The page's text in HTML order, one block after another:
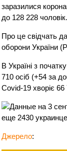
заразилися
до 128 228 чоловік.
Про це свідчать
оборони України
В Україні з
710 осіб (+54 за
Covid-19 хворіє 66
Джерело: